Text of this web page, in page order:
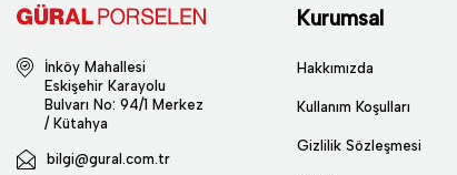
İnköy Mahallesi
Eskişehir Karayolu
Bulvarı No: 94/1 Merkez
/ Kütahya
bilgi@gural.com.tr
Kurumsal
Hakkımızda
Kullanım Koşulları
Gizlilik Sözleşmesi